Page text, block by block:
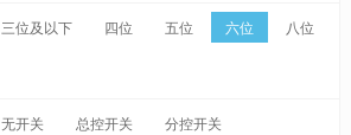
三位及以下 四位 五位 六位 八位
无开关 总控开关 分控开关